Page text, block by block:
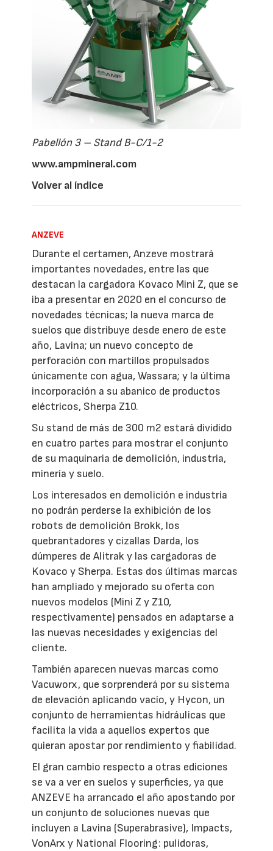
Pabellón 3 – Stand B-C/1-2
www.ampmineral.com
Volver al índice
ANZEVE
Durante el certamen, Anzeve mostrará
importantes novedades, entre las que
destacan la cargadora Kovaco Mini Z, que se
iba a presentar en 2020 en el concurso de
novedades técnicas; la nueva marca de
suelos que distribuye desde enero de este
año, Lavina; un nuevo concepto de
perforación con martillos propulsados
únicamente con agua, Wassara; y la última
incorporación a su abanico de productos
eléctricos, Sherpa Z10.
Su stand de más de 300 m2 estará dividido
en cuatro partes para mostrar el conjunto
de su maquinaria de demolición, industria,
minería y suelo.
Los interesados en demolición e industria
no podrán perderse la exhibición de los
robots de demolición Brokk, los
quebrantadores y cizallas Darda, los
dúmperes de Alitrak y las cargadoras de
Kovaco y Sherpa. Estas dos últimas marcas
han ampliado y mejorado su oferta con
nuevos modelos (Mini Z y Z10,
respectivamente) pensados en adaptarse a
las nuevas necesidades y exigencias del
cliente.
También aparecen nuevas marcas como
Vacuworx, que sorprenderá por su sistema
de elevación aplicando vacío, y Hycon, un
conjunto de herramientas hidráulicas que
facilita la vida a aquellos expertos que
quieran apostar por rendimiento y fiabilidad.
El gran cambio respecto a otras ediciones
se va a ver en suelos y superficies, ya que
ANZEVE ha arrancado el año apostando por
un conjunto de soluciones nuevas que
incluyen a Lavina (Superabrasive), Impacts,
VonArx y National Flooring: pulidoras,